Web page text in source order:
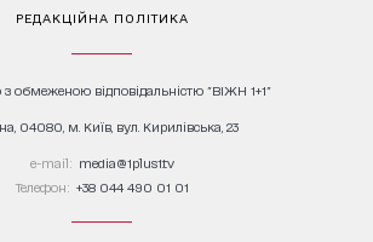
РЕДАКЦІЙНА ПОЛІТИКА
з обмеженою відповідальністю "ВІЖН 1+1"
04080, м. Київ, вул. Кирилівська, 23
е-mail: media@1plus1.tv
Телефон: +38 044 490 01 01